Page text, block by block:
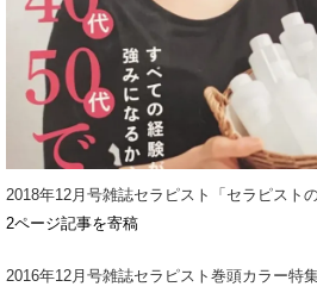
2018年12月号雑誌セラピスト「セラピスト
2ページ記事を寄稿
2016年12月号雑誌セラピスト巻頭カラー特